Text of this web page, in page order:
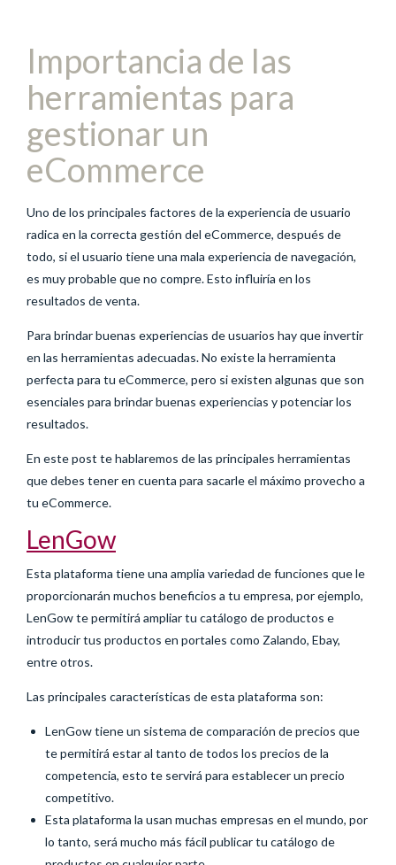
Importancia de las
herramientas para
gestionar un
eCommerce
Uno de los principales factores de la experiencia de usuario
radica en la correcta gestión del eCommerce, después de
todo, si el usuario tiene una mala experiencia de navegación,
es muy probable que no compre. Esto influiría en los
resultados de venta.
Para brindar buenas experiencias de usuarios hay que invertir
en las herramientas adecuadas. No existe la herramienta
perfecta para tu eCommerce, pero si existen algunas que son
esenciales para brindar buenas experiencias y potenciar los
resultados.
En este post te hablaremos de las principales herramientas
que debes tener en cuenta para sacarle el máximo provecho a
tu eCommerce.
LenGow
Esta plataforma tiene una amplia variedad de funciones que le
proporcionarán muchos beneficios a tu empresa, por ejemplo,
LenGow te permitirá ampliar tu catálogo de productos e
introducir tus productos en portales como Zalando, Ebay,
entre otros.
Las principales características de esta plataforma son:
LenGow tiene un sistema de comparación de precios que
te permitirá estar al tanto de todos los precios de la
competencia, esto te servirá para establecer un precio
competitivo.
Esta plataforma la usan muchas empresas en el mundo, por
lo tanto, será mucho más fácil publicar tu catálogo de